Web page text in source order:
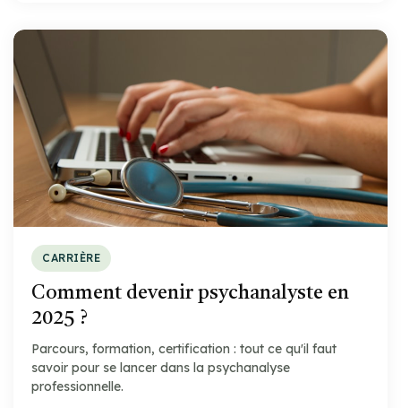
CARRIÈRE
Comment devenir psychanalyste en
2025 ?
Parcours, formation, certification : tout ce qu'il faut
savoir pour se lancer dans la psychanalyse
professionnelle.